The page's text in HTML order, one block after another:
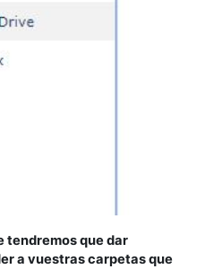
tendremos que dar
a vuestras carpetas que